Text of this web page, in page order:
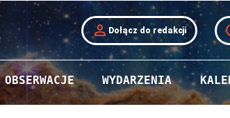
person Dołącz do redakcji
OBSERWACJE WYDARZENIA